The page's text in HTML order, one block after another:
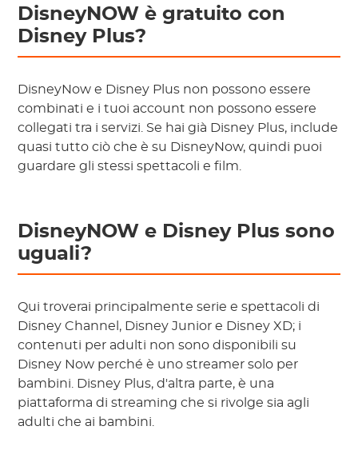
DisneyNOW è gratuito con
Disney Plus?
DisneyNow e Disney Plus non possono essere
combinati e i tuoi account non possono essere
collegati tra i servizi. Se hai già Disney Plus, include
quasi tutto ciò che è su DisneyNow, quindi puoi
guardare gli stessi spettacoli e film.
DisneyNOW e Disney Plus sono
uguali?
Qui troverai principalmente serie e spettacoli di
Disney Channel, Disney Junior e Disney XD; i
contenuti per adulti non sono disponibili su
Disney Now perché è uno streamer solo per
bambini. Disney Plus, d'altra parte, è una
piattaforma di streaming che si rivolge sia agli
adulti che ai bambini.